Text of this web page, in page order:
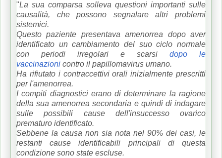
"La sua comparsa solleva questioni importanti sulle
causalità, che possono segnalare altri problemi
sistemici.
Questo paziente presentava amenorrea dopo aver
identificato un cambiamento del suo ciclo normale
con periodi irregolari e scarsi dopo le
vaccinazioni contro il papillomavirus umano.
Ha rifiutato i contraccettivi orali inizialmente prescritti
per l'amenorrea.
I compiti diagnostici erano di determinare la ragione
della sua amenorrea secondaria e quindi di indagare
sulle possibili cause dell'insuccesso ovarico
prematuro identificato.
Sebbene la causa non sia nota nel 90% dei casi, le
restanti cause identificabili principali di questa
condizione sono state escluse.